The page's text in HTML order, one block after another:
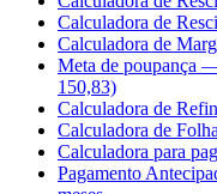
Calculadora de
Calculadora de
Meta de poupança
150,83)
Calculadora de
Calculadora de
Calculadora para
Pagamento